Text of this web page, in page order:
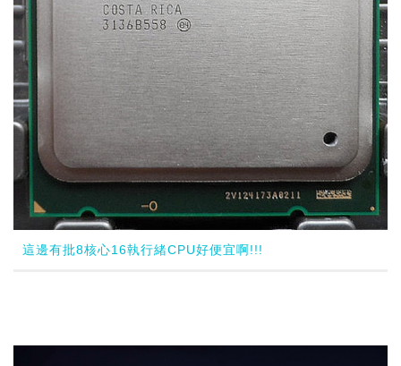
這邊有批8核心16執行緒CPU好便宜啊!!!